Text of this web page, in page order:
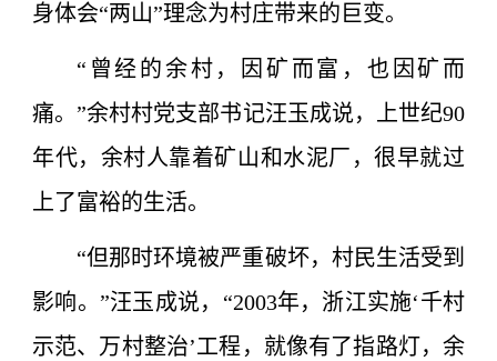
身体会“两山”理念为村庄带来的巨变。
“曾经的余村，因矿而富，也因矿而
痛。”余村村党支部书记汪玉成说，上世纪90
年代，余村人靠着矿山和水泥厂，很早就过
上了富裕的生活。
“但那时环境被严重破坏，村民生活受到
影响。”汪玉成说，“2003年，浙江实施‘千村
示范、万村整治’工程，就像有了指路灯，余